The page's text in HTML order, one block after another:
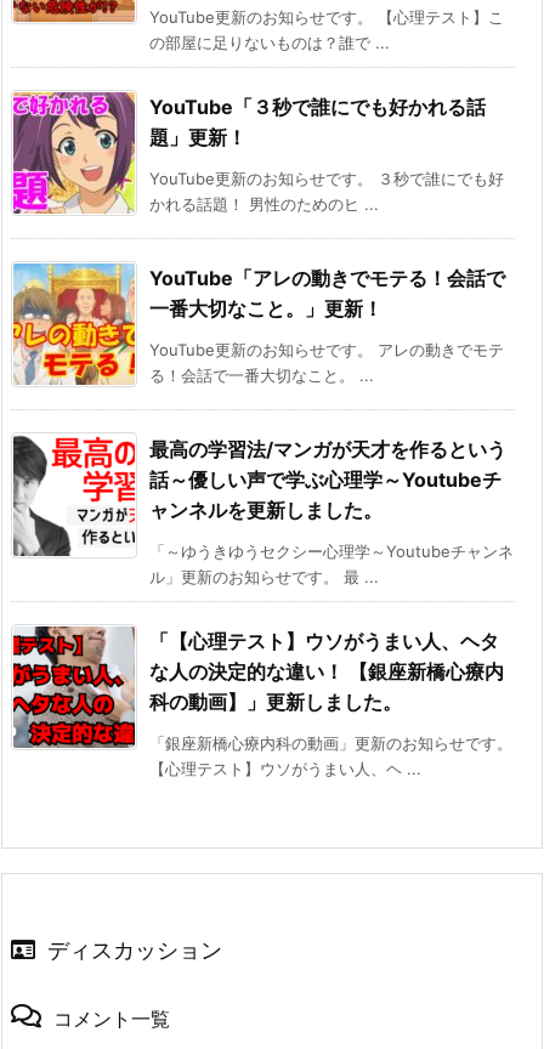
YouTube更新のお知らせです。 【心理テスト】こ
の部屋に足りないものは？誰で ...
YouTube「３秒で誰にでも好かれる話
題」更新！
YouTube更新のお知らせです。 ３秒で誰にでも好
かれる話題！ 男性のためのヒ ...
YouTube「アレの動きでモテる！会話で
一番大切なこと。」更新！
YouTube更新のお知らせです。 アレの動きでモテ
る！会話で一番大切なこと。 ...
最高の学習法/マンガが天才を作るという
話～優しい声で学ぶ心理学～Youtubeチ
ャンネルを更新しました。
「～ゆうきゆうセクシー心理学～Youtubeチャンネ
ル」更新のお知らせです。 最 ...
「【心理テスト】ウソがうまい人、ヘタ
な人の決定的な違い！ 【銀座新橋心療内
科の動画】」更新しました。
「銀座新橋心療内科の動画」更新のお知らせです。
【心理テスト】ウソがうまい人、ヘ ...
ディスカッション
コメント一覧